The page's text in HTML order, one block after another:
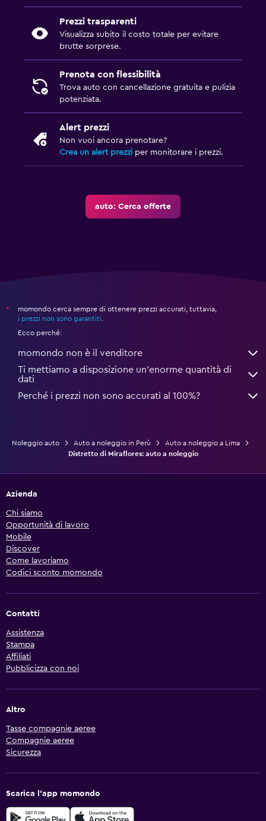
Prezzi trasparenti
Visualizza subito il costo totale per evitare
brutte sorprese.
Prenota con flessibilità
Trova auto con cancellazione gratuita e pulizia
potenziata.
Alert prezzi
Non vuoi ancora prenotare?
Crea un alert prezzi per monitorare i prezzi.
auto: Cerca offerte
*
momondo cerca sempre di ottenere prezzi accurati, tuttavia,
i prezzi non sono garantiti.
Ecco perché:
momondo non è il venditore
Ti mettiamo a disposizione un’enorme quantità di
dati
Perché i prezzi non sono accurati al 100%?
Noleggio auto Auto a noleggio in Perù
Auto a noleggio a Lima
Distretto di Miraflores: auto a noleggio
Azienda
Chi siamo
Opportunità di lavoro
Mobile
Discover
Come lavoriamo
Codici sconto momondo
Contatti
Assistenza
Stampa
Affiliati
Pubblicizza con noi
Altro
Tasse compagnie aeree
Compagnie aeree
Sicurezza
Scarica l'app momondo